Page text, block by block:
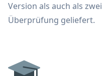
Version als auch als
Überprüfung geliefert.